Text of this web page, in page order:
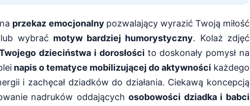
przekaz emocjonalny pozwalający wyrazić Twoją miłość
wybrać motyw bardziej humorystyczny. Kolaż zdjęć
dzieciństwa i dorosłości to doskonały pomysł na
napis o tematyce mobilizującej do aktywności każdego
i zachęcał dziadków do działania. Ciekawą koncepcją
nadruków oddającychosobowości dziadka i babci